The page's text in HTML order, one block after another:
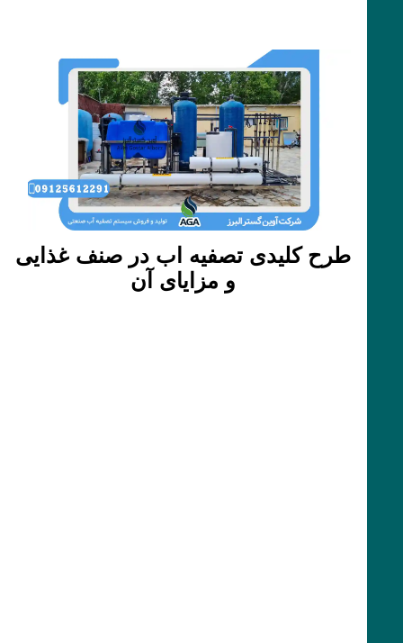
طرح کلیدی تصفیه اب در صنف غذایی
و مزایای آن